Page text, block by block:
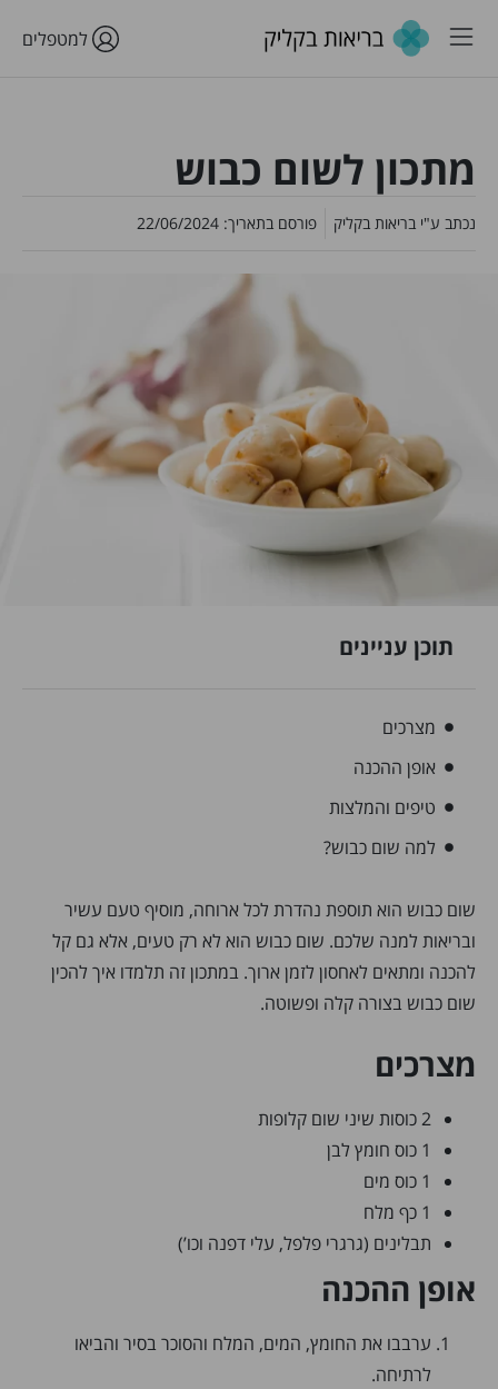
למטפלים
מתכון לשום כבוש
נכתב ע"י בריאות בקליק פורסם בתאריך: 22/06/2024
תוכן עניינים
מצרכים
אופן ההכנה
טיפים והמלצות
למה שום כבוש?
שום כבוש הוא תוספת נהדרת לכל ארוחה, מוסיף טעם עשיר
ובריאות למנה שלכם. שום כבוש הוא לא רק טעים, אלא גם קל
להכנה ומתאים לאחסון לזמן ארוך. במתכון זה תלמדו איך להכין
שום כבוש בצורה קלה ופשוטה.
מצרכים
2 כוסות שיני שום קלופות
1 כוס חומץ לבן
1 כוס מים
1 כף מלח
תבלינים (גרגרי פלפל, עלי דפנה וכו’)
אופן ההכנה
ערבבו את החומץ, המים, המלח והסוכר בסיר והביאו
לרתיחה.